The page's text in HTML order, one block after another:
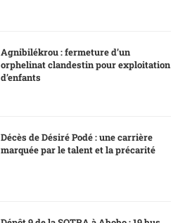
Agnibilékrou : fermeture d’un
orphelinat clandestin pour exploitation
d’enfants
Décès de Désiré Podé : une carrière
marquée par le talent et la précarité